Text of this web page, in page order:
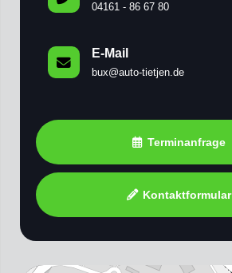
04161 - 86 67 80
E-Mail
bux@auto-tietjen.de
Terminanfrage
Kontaktformular